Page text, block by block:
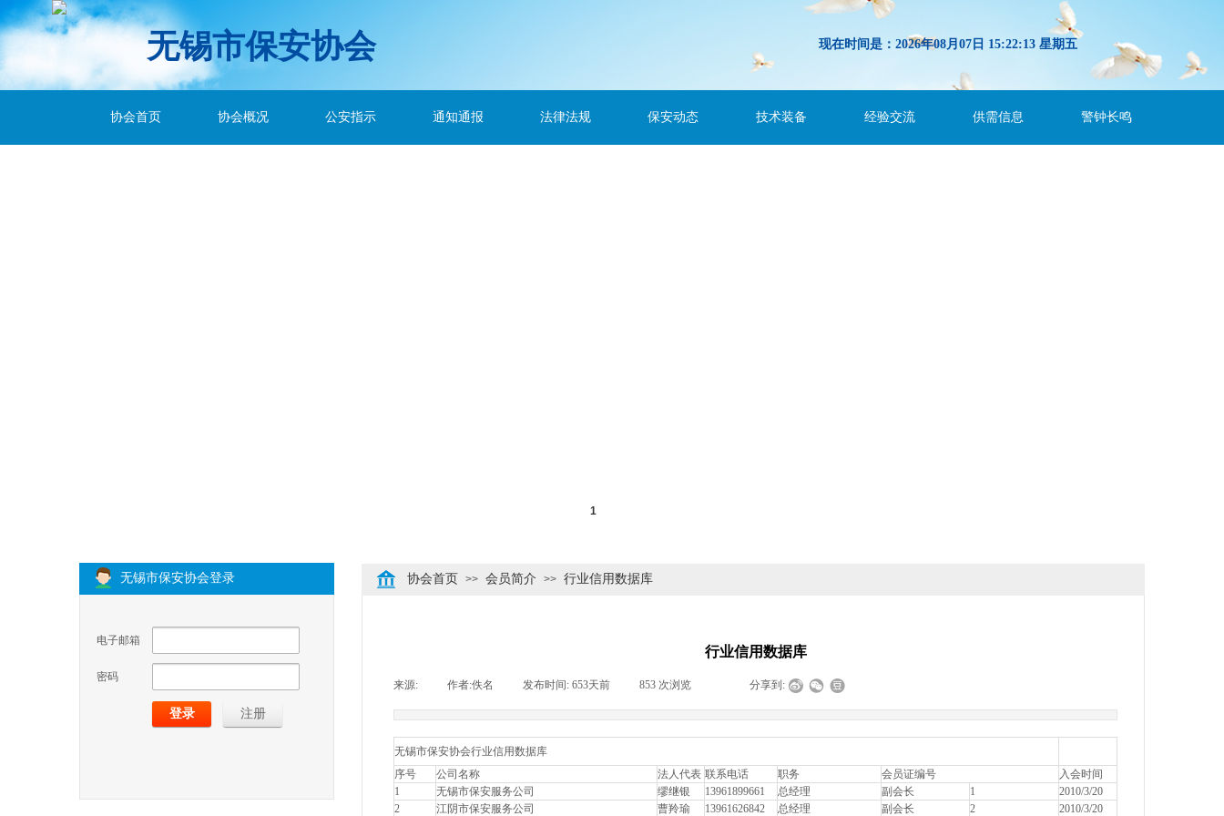
现在时间是：2026年08月07日 15:22:13 星期五
无锡市保安协会
协会首页 协会概况 公安指示 通知通报 法律法规 保安动态 技术装备 经验交流 供需信息 警钟长鸣
电子邮箱
密码
登录 注册
无锡市保安协会登录
行业信用数据库
来源: 作者:佚名 发布时间: 653天前 853 次浏览 分享到:
无锡市保安协会行业信用数据库
序号
公司名称 法人代表 联系电话 职务 会员证编号
入会时间
1
无锡市保安服务公司 缪继银 13961899661 总经理 副会长 1
2010/3/20
2
江阴市保安服务公司 曹羚瑜 13961626842 总经理 副会长 2 2010/3/20
协会首页 >> 会员简介 >> 行业信用数据库